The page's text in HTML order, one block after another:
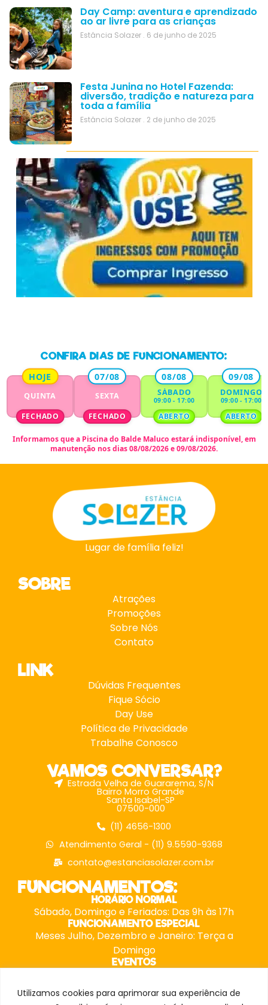
Utilizamos cookies para aprimorar sua experiência de
Day Camp: aventura e aprendizado
ao ar livre para as crianças
Estância Solazer 6 de junho de 2025
Festa Junina no Hotel Fazenda:
diversão, tradição e natureza para
toda a família
Estância Solazer 2 de junho de 2025
CONFIRA DIAS DE FUNCIONAMENTO:
HOJE
QUINTA
FECHADO
07/08
SEXTA
FECHADO
08/08
SÁBADO
09:00 - 17:00
ABERTO
09/08
DOMINGO
09:00 - 17:00
ABERTO
Informamos que a Piscina do Balde Maluco estará indisponível,em
manutenção nos dias 08/08/2026 e 09/08/2026.
Lugar de família feliz!
SOBRE
Atrações
Promoções
Sobre Nós
Contato
LINK
Dúvidas Frequentes
Fique Sócio
Day Use
Política de Privacidade
Trabalhe Conosco
VAMOS CONVERSAR?
Estrada Velha de Guararema, S/N
Bairro Morro Grande
Santa Isabel-SP
07500-000
(11) 4656-1300
Atendimento Geral - (11) 9.5590-9368
contato@estanciasolazer.com.br
FUNCIONAMENTOS:
HORÁRIO NORMAL
Sábado, Domingo e Feriados: Das 9h às 17h
FUNCIONAMENTO ESPECIAL
Meses Julho, Dezembro e Janeiro: Terça a
Domingo
EVENTOS
equipe.